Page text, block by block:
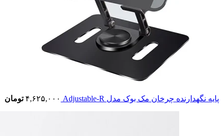
پایه نگهدارنده چرخان مک بوک مدل Adjustable-R ۴,۶۲۵,۰۰۰ تومان